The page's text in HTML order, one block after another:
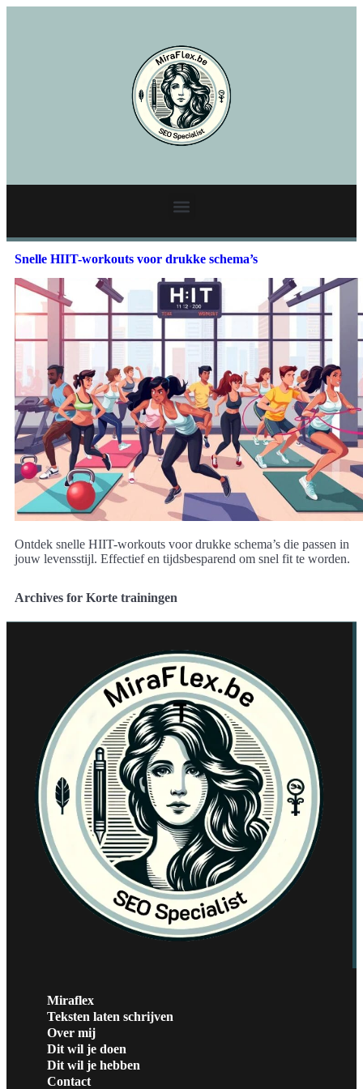
Snelle HIIT-workouts voor drukke schema’s
Ontdek snelle HIIT-workouts voor drukke schema’s die passen in
jouw levensstijl. Effectief en tijdsbesparend om snel fit te worden.
Archives for Korte trainingen
Miraflex
Teksten laten schrijven
Over mij
Dit wil je doen
Dit wil je hebben
Contact